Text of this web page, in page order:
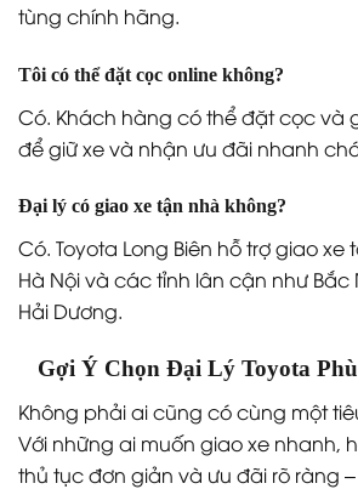
tùng chính hãng.
Tôi có thể đặt cọc online không?
Có. Khách hàng có thể đặt cọc và
để giữ xe và nhận ưu đãi nhanh
Đại lý có giao xe tận nhà không?
Có. Toyota Long Biên hỗ trợ giao xe
Hà Nội và các tỉnh lân cận như Bắc
Hải Dương.
Gợi Ý Chọn Đại Lý Toyota
Không phải ai cũng có cùng một
Với những ai muốn giao xe nhanh,
thủ tục đơn giản và ưu đãi rõ ràng –